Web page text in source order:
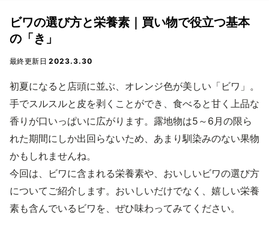
ビワの選び方と栄養素｜買い物で役立つ基本
の「き」
最終更新日2023.3.30
初夏になると店頭に並ぶ、オレンジ色が美しい「ビワ」。
手でスルスルと皮を剥くことができ、食べると甘く上品な
香りが口いっぱいに広がります。露地物は5～6月の限ら
れた期間にしか出回らないため、あまり馴染みのない果物
かもしれませんね。
今回は、ビワに含まれる栄養素や、おいしいビワの選び方
についてご紹介します。おいしいだけでなく、嬉しい栄養
素も含んでいるビワを、ぜひ味わってみてください。